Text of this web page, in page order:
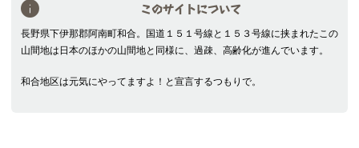
このサイトについて
長野県下伊那郡阿南町和合。国道１５１号線と１５３号線に挟まれたこの
山間地は日本のほかの山間地と同様に、過疎、高齢化が進んでいます。
和合地区は元気にやってますよ！と宣言するつもりで。